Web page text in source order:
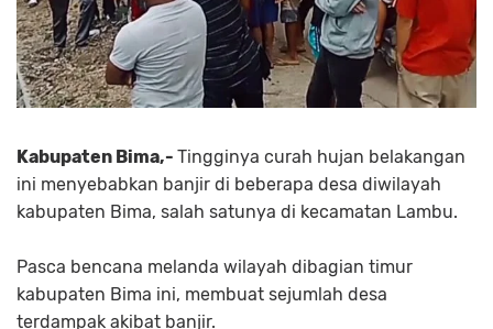
Kabupaten Bima,- Tingginya curah hujan belakangan
ini menyebabkan banjir di beberapa desa diwilayah
kabupaten Bima, salah satunya di kecamatan Lambu.
Pasca bencana melanda wilayah dibagian timur
kabupaten Bima ini, membuat sejumlah desa
terdampak akibat banjir.